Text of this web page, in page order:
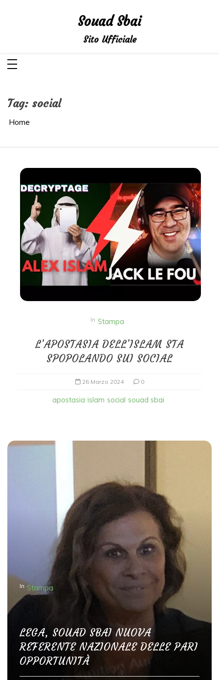
Souad Sbai
Sito Ufficiale
Tag: social
Home
In Stampa
L’APOSTASIA DELL’ISLAM STA
SPOPOLANDO SUI SOCIAL
26 Marzo 2024 0
apostasia islam social souad sbai
In Stampa
LEGA, SOUAD SBAI NUOVA
REFERENTE NAZIONALE DELLE PARI
OPPORTUNITÀ